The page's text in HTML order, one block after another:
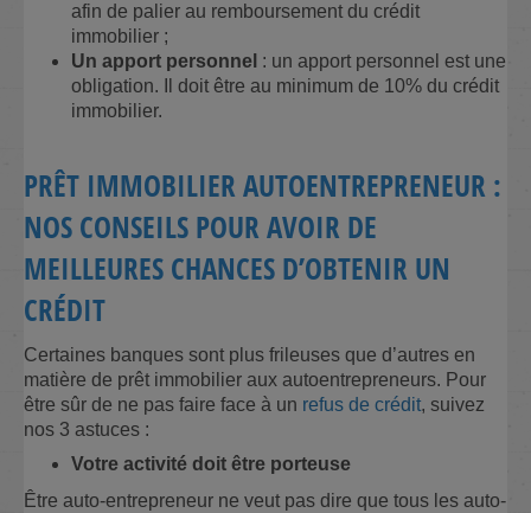
afin de palier au remboursement du crédit
immobilier ;
Un apport personnel : un apport personnel est une
obligation. Il doit être au minimum de 10% du crédit
immobilier.
PRÊT IMMOBILIER AUTOENTREPRENEUR :
NOS CONSEILS POUR AVOIR DE
MEILLEURES CHANCES D’OBTENIR UN
CRÉDIT
Certaines banques sont plus frileuses que d’autres en
matière de prêt immobilier aux autoentrepreneurs. Pour
être sûr de ne pas faire face à un refus de crédit, suivez
nos 3 astuces :
Votre activité doit être porteuse
Être auto-entrepreneur ne veut pas dire que tous les auto-